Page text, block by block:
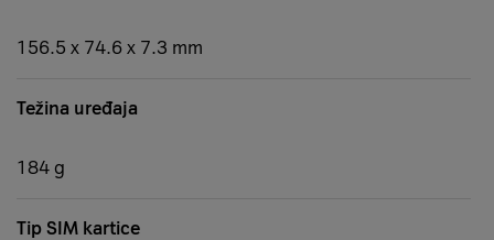
156.5 x 74.6 x 7.3 mm
Težina uređaja
184 g
Tip SIM kartice